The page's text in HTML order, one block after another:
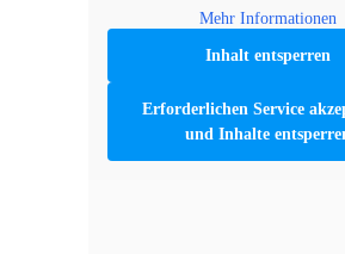
Mehr Informationen
Inhalt entsperren
Erforderlichen Service
und Inhalte